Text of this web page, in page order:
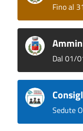
Fino al
Dal 01/
Sedute